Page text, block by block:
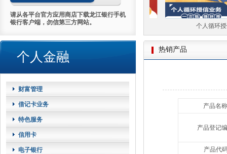
请从各平台官方应用商店下载龙江银行手机
银行客户端，勿信第三方网站。
个人金融
财富管理
借记卡业务
特色服务
信用卡
电子银行
个人房产抵押贷款 个人循环授
热销产品
产品名称
产品登记
产品代